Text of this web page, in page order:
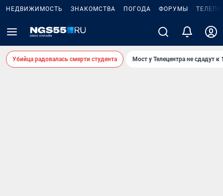
НЕДВИЖИМОСТЬ ЗНАКОМСТВА ПОГОДА ФОРУМЫ
Убийца радовалась смерти студента Мост у Телецентра не сдадут к